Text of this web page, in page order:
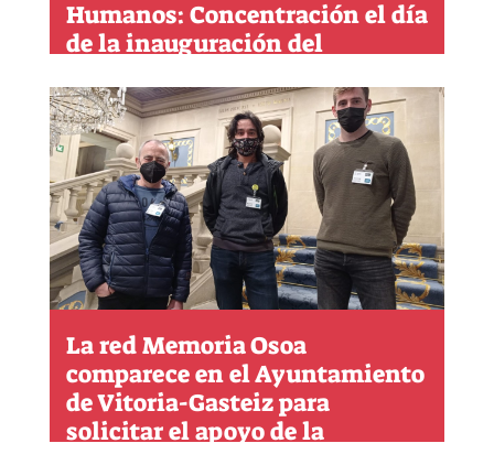
Humanos: Concentración el día
de la inauguración del
Terrorismo"
La red Memoria Osoa
comparece en el Ayuntamiento
de Vitoria-Gasteiz para
solicitar el apoyo de la